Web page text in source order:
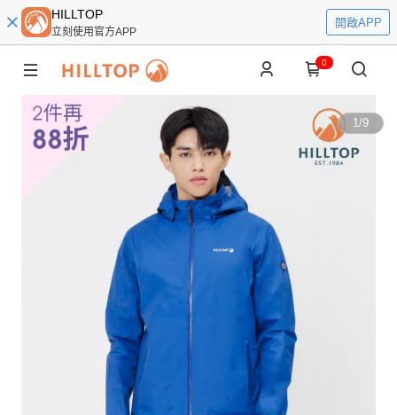
HILLTOP
立刻使用官方APP
開啟APP
0
1/9